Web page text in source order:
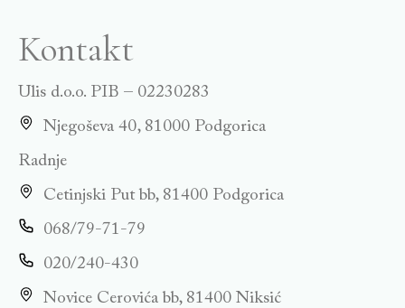
Kontakt
Ulis d.o.o. PIB – 02230283
Njegoševa 40, 81000 Podgorica
Radnje
Cetinjski Put bb, 81400 Podgorica
068/79-71-79
020/240-430
Novice Cerovića bb, 81400 Niksić